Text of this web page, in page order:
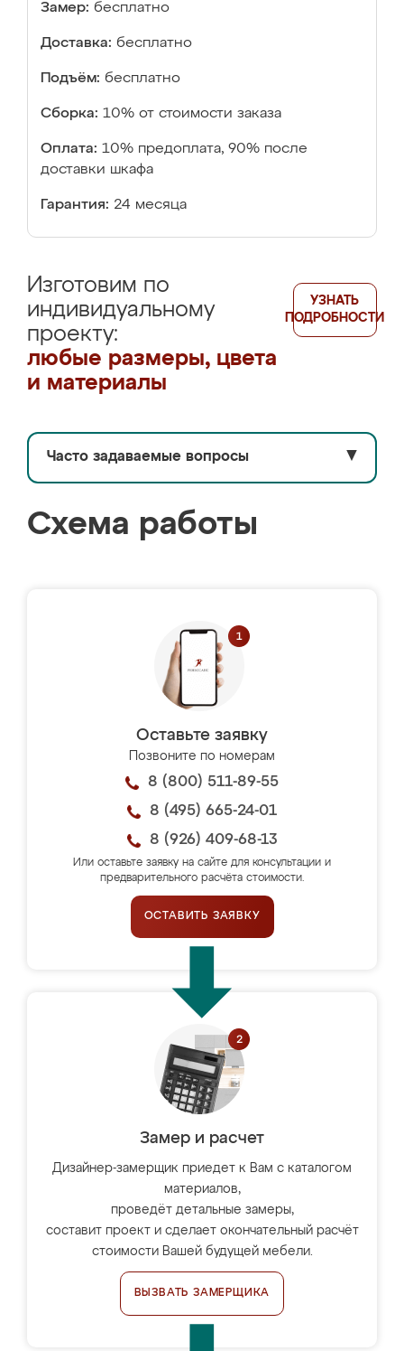
Замер: бесплатно
Доставка: бесплатно
Подъём: бесплатно
Сборка: 10% от стоимости заказа
Оплата: 10% предоплата, 90% после
доставки шкафа
Гарантия: 24 месяца
Изготовим по
индивидуальному
проекту:
любые размеры, цвета
и материалы
УЗНАТЬ
ПОДРОБНОСТИ
Часто задаваемые вопросы ▼
Схема работы
Оставьте заявку
Позвоните по номерам
8 (800) 511-89-55
8 (495) 665-24-01
8 (926) 409-68-13
Или оставьте заявку на сайте для консультации и
предварительного расчёта стоимости.
ОСТАВИТЬ ЗАЯВКУ
Замер и расчет
Дизайнер-замерщик приедет к Вам с каталогом
материалов,
проведёт детальные замеры,
составит проект и сделает окончательный расчёт
стоимости Вашей будущей мебели.
ВЫЗВАТЬ ЗАМЕРЩИКА